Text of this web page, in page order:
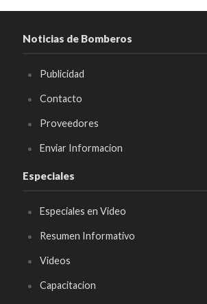
Noticias de Bomberos
Publicidad
Contacto
Proveedores
Enviar Informacion
Especiales
Especiales en Video
Resumen Informativo
Videos
Capacitacion